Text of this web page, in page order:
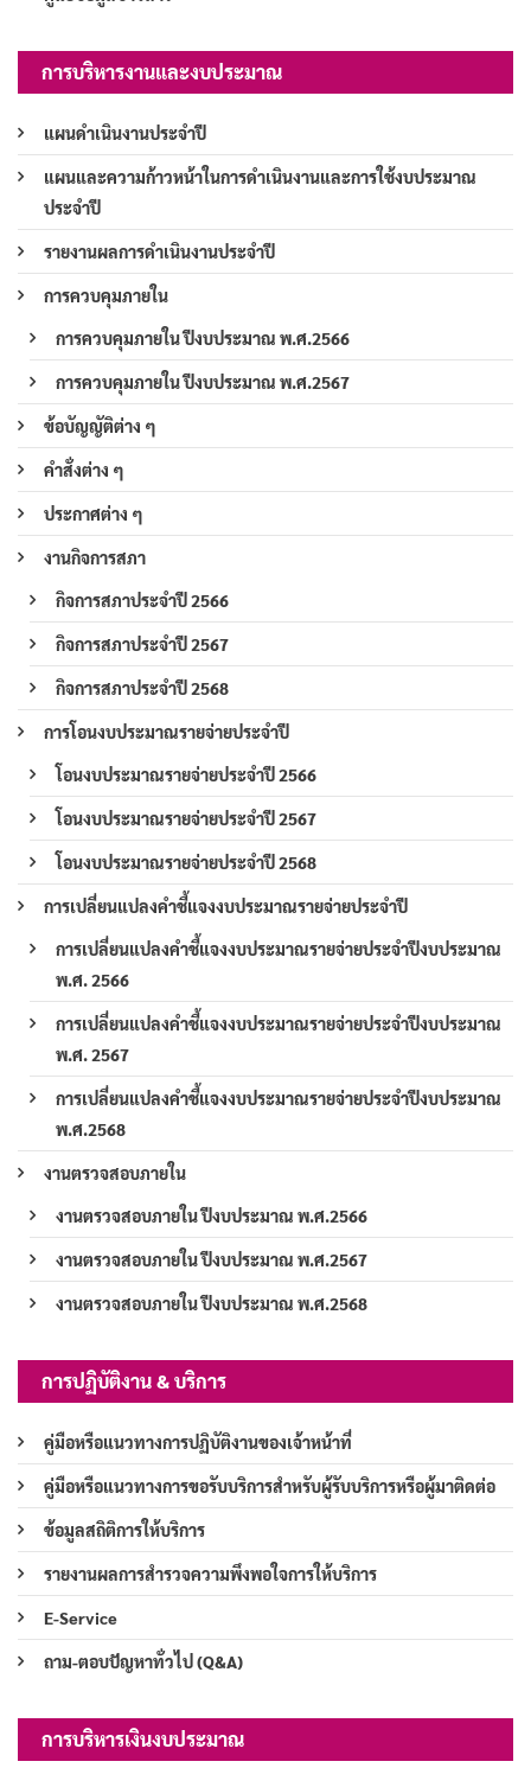
การบริหารงานและงบประมาณ
แผนดำเนินงานประจำปี
แผนและความก้าวหน้าในการดำเนินงานและการใช้งบประมาณ
ประจำปี
รายงานผลการดำเนินงานประจำปี
การควบคุมภายใน
การควบคุมภายใน ปีงบประมาณ พ.ศ.2566
การควบคุมภายใน ปีงบประมาณ พ.ศ.2567
ข้อบัญญัติต่าง ๆ
คำสั่งต่าง ๆ
ประกาศต่าง ๆ
งานกิจการสภา
กิจการสภาประจำปี 2566
กิจการสภาประจำปี 2567
กิจการสภาประจำปี 2568
การโอนงบประมาณรายจ่ายประจำปี
โอนงบประมาณรายจ่ายประจำปี 2566
โอนงบประมาณรายจ่ายประจำปี 2567
โอนงบประมาณรายจ่ายประจำปี 2568
การเปลี่ยนแปลงคำชี้แจงงบประมาณรายจ่ายประจำปี
การเปลี่ยนแปลงคำชี้แจงงบประมาณรายจ่ายประจำปีงบประมาณ
พ.ศ. 2566
การเปลี่ยนแปลงคำชี้แจงงบประมาณรายจ่ายประจำปีงบประมาณ
พ.ศ. 2567
การเปลี่ยนแปลงคำชี้แจงงบประมาณรายจ่ายประจำปีงบประมาณ
พ.ศ.2568
งานตรวจสอบภายใน
งานตรวจสอบภายใน ปีงบประมาณ พ.ศ.2566
งานตรวจสอบภายใน ปีงบประมาณ พ.ศ.2567
งานตรวจสอบภายใน ปีงบประมาณ พ.ศ.2568
การปฏิบัติงาน & บริการ
คู่มือหรือแนวทางการปฏิบัติงานของเจ้าหน้าที่
คู่มือหรือแนวทางการขอรับบริการสำหรับผู้รับบริการหรือผู้มาติดต่อ
ข้อมูลสถิติการให้บริการ
รายงานผลการสำรวจความพึงพอใจการให้บริการ
E-Service
ถาม-ตอบปัญหาทั่วไป (Q&A)
การบริหารเงินงบประมาณ